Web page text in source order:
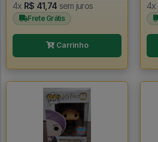
4x R$ 41,74 sem juros
Frete Grátis
Carrinho
4x